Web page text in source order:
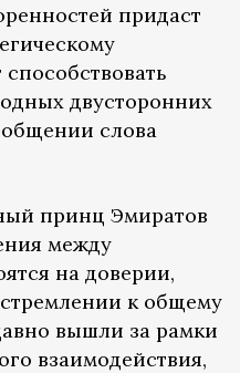
придаст
двусторонних
слова
принц Эмиратов
между
на доверии,
к общему
вышли за рамки
взаимодействия,